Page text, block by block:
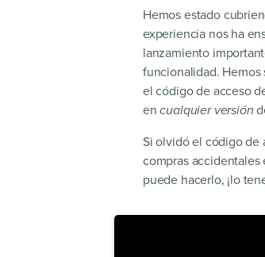
Hemos estado
experiencia nos ha
lanzamiento
funcionalidad.
el código de acceso
encualquier versión
Si olvidó el código de
compras
puede hacerlo, ¡lo